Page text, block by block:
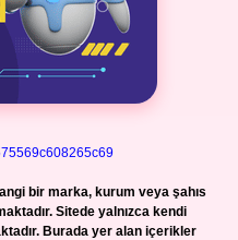
bir marka, kurum veya şahıs
Sitede yalnızca kendi
Burada yer alan içerikler